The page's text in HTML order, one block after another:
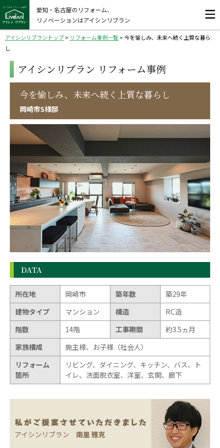
愛知・名古屋のリフォーム、
リノベーションはアイシンリブラン
アイシンリブラントップ> リフォーム事例一覧>今を愉しみ、未来へ続く上質な暮ら
し
アイシンリブラン リフォーム事例
今を愉しみ、未来へ続く上質な暮らし
岡崎市S様邸
DATA
所在地 岡崎市 築年数
築29年
建物タイプ
マンション 構造
RC造
階数
14階 工事期間
約3.5ヵ月
家族構成
施主様、お子様（社会人）
リフォーム
箇所
リビング、ダイニング、キッチン、バス、ト
イレ、洗面脱衣室、洋室、玄関、廊下
アイシンリブラン 南里 雅克